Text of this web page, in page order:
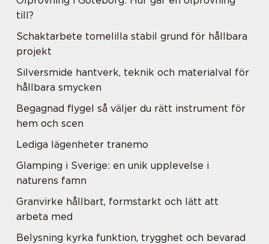
till?
Schaktarbete tomelilla stabil grund för hållbara
projekt
Silversmide hantverk, teknik och materialval för
hållbara smycken
Begagnad flygel så väljer du rätt instrument för
hem och scen
Lediga lägenheter tranemo
Glamping i Sverige: en unik upplevelse i
naturens famn
Granvirke hållbart, formstarkt och lätt att
arbeta med
Belysning kyrka funktion, trygghet och bevarad